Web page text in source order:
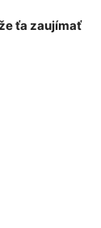
ťa zaujímať